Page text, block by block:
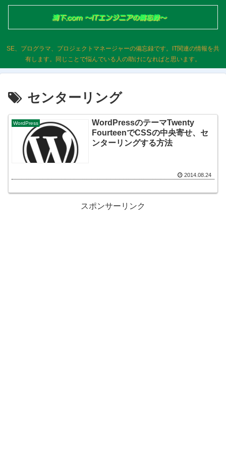
SE、プログラマ、プロジェクトマネージャーの備忘録です。IT関連の情報を共
有します。同じことで悩んでいる人の助けになればと思います。
センターリング
WordPress
WordPressのテーマTwenty
FourteenでCSSの中央寄せ、セ
ンターリングする方法
2014.08.24
スポンサーリンク